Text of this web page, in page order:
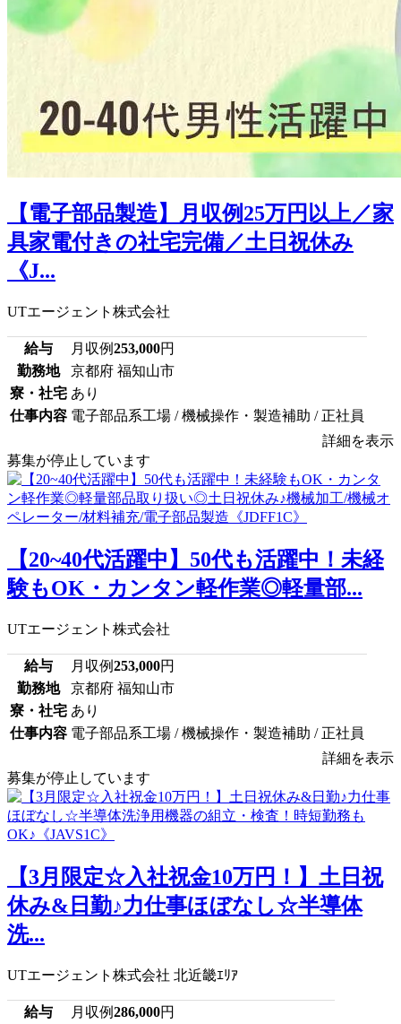
【電子部品製造】月収例25万円以上／家
具家電付きの社宅完備／土日祝休み
《J...
UTエージェント株式会社
給与 月収例253,000円
勤務地
京都府 福知山市
寮・社宅 あり
仕事内容 電子部品系工場 / 機械操作・製造補助 / 正社員
詳細を表示
募集が停止しています
【20~40代活躍中】50代も活躍中！未経
験もOK・カンタン軽作業◎軽量部...
UTエージェント株式会社
給与 月収例253,000円
勤務地
京都府 福知山市
寮・社宅 あり
仕事内容 電子部品系工場 / 機械操作・製造補助 / 正社員
詳細を表示
募集が停止しています
【3月限定☆入社祝金10万円！】土日祝
休み&日勤♪力仕事ほぼなし☆半導体
洗...
UTエージェント株式会社 北近畿ｴﾘｱ
給与 月収例286,000円